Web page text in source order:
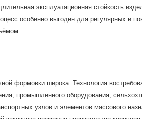
эксплуатационная стойкость
особенно выгоден для регулярных и
формовки широка. Технология
промышленного оборудования,
узлов и элементов массового